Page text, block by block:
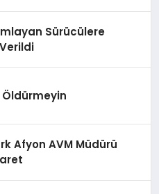
Sürücülere
Öldürmeyin
Afyon AVM Müdürü